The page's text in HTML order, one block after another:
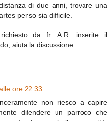
di due anni, trovare una
penso sia difficile.
da fr. A.R. inserite il
aiuta la discussione.
ore 22:33
non riesco a capire
difendere un parroco che